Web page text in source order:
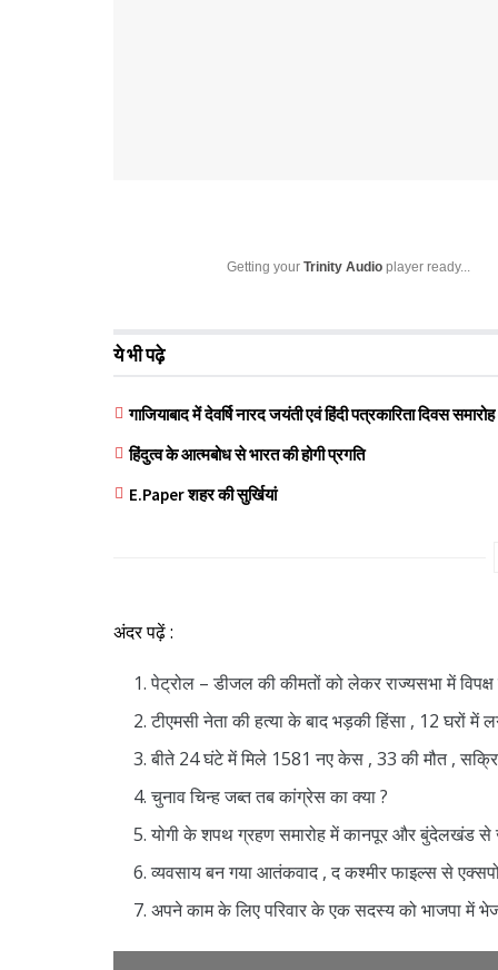
Getting your Trinity Audio player ready...
ये भी पढ़े
गाजियाबाद में देवर्षि नारद जयंती एवं हिंदी पत्रकारिता दिवस
हिंदुत्व के आत्मबोध से भारत की होगी प्रगति
E.Paper शहर की सुर्खियां
अंदर पढ़ें :
पेट्रोल – डीजल की कीमतों को लेकर राज्यसभा में विपक्ष
टीएमसी नेता की हत्या के बाद भड़की हिंसा , 12 घरों में
बीते 24 घंटे में मिले 1581 नए केस , 33 की मौत ,
चुनाव चिन्ह जब्त तब कांग्रेस का क्या ?
योगी के शपथ ग्रहण समारोह में कानपूर और बुंदेलखंड से
व्यवसाय बन गया आतंकवाद , द कश्मीर फाइल्स से
अपने काम के लिए परिवार के एक सदस्य को भाजपा में